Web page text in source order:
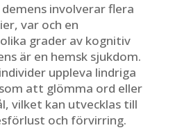
involverar flera
var och en
grader av kognitiv
är en hemsk sjukdom.
uppleva lindriga
att glömma ord eller
vilket kan utvecklas till
och förvirring.